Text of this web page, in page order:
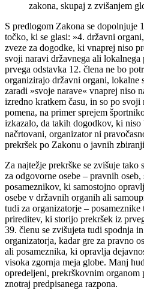
zakona, skupaj z zvišanjem
S predlogom Zakona se dopolnjuje
točko, ki se glasi: »4. državni
zveze za dogodke, ki vnaprej niso
svoji naravi državnega ali
prvega odstavka 12. člena ne bo
organizirajo državni organi, lokalne
zaradi »svoje narave« vnaprej niso
izredno kratkem času, in so po
pomena, na primer sprejem
izkazalo, da takih dogodkov, ki
načrtovani, organizator ni
prekršek po Zakonu o javnih
Za najtežje prekrške se zvišuje
za odgovorne osebe – pravnih
posameznikov, ki samostojno
osebe v državnih organih ali
tudi za organizatorje –
prireditev, ki storijo prekršek iz
39. členu se zvišujeta tudi spodnja
organizatorja, kadar gre za pravno
ali posameznika, ki opravlja
visoka zgornja meja globe. Manj
opredeljeni, prekrškovnim organom
znotraj predpisanega razpona.